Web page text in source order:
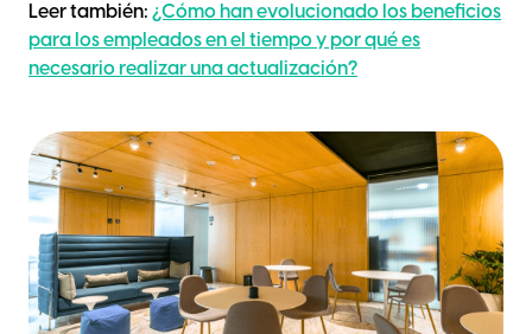
Leer también: ¿Cómo han evolucionado los beneficios
para los empleados en el tiempo y por qué es
necesario realizar una actualización?